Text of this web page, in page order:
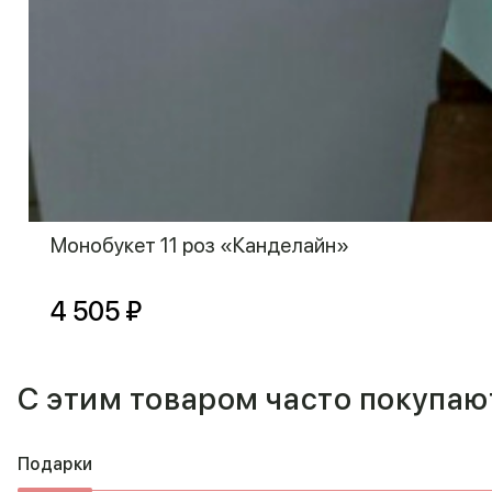
Монобукет 11 роз «Канделайн»
4 505 ₽
С этим товаром часто
Подарки